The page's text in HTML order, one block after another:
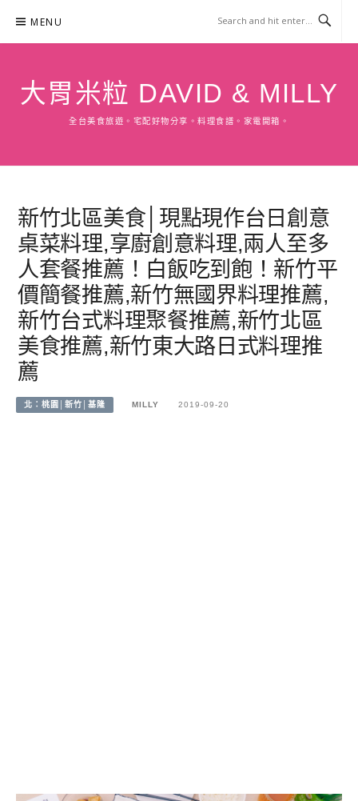
content
MENU
大胃米粒 DAVID & MILLY
全台美食旅遊。宅配好物分享。料理食譜。家電開箱。
新竹北區美食│現點現作台日創意
桌菜料理,享廚創意料理,兩人至多
人套餐推薦！白飯吃到飽！新竹平
價簡餐推薦,新竹無國界料理推薦,
新竹台式料理聚餐推薦,新竹北區
美食推薦,新竹東大路日式料理推
薦
北：桃園│新竹│基隆 MILLY 2019-09-20